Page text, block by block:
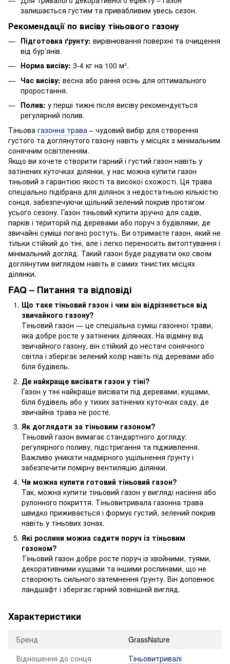
залишається густим та привабливим увесь сезон.
Рекомендації по висіву тіньового газону
Підготовка ґрунту: вирівнювання поверхні та очищення
від бур’янів.
Норма висіву: 3-4 кг на 100 м².
Час висіву: весна або рання осінь для оптимального
проростання.
Полив: у перші тижні після висіву рекомендується
регулярний полив.
Тіньова газонна трава – чудовий вибір для створення
густого та доглянутого газону навіть у місцях з мінімальним
сонячним освітленням.
Якщо ви хочете створити гарний і густий газон навіть у
затінених куточках ділянки, у нас можна купити газон
тіньовий з гарантією якості та високої схожості. Ця трава
спеціально підібрана для ділянок з недостатньою кількістю
сонця, забезпечуючи щільний зелений покрив протягом
усього сезону. Газон тіньовий купити зручно для садів,
парків і територій під деревами або поруч з будівлями, де
звичайні суміші погано ростуть. Ви отримаєте газон, який не
тільки стійкий до тіні, але і легко переносить витоптування і
мінімальний догляд. Такий газон буде радувати око своїм
доглянутим виглядом навіть в самих тінистих місцях
ділянки.
FAQ – Питання та відповіді
Що таке тіньовий газон і чим він відрізняється від
звичайного газону?
Тіньовий газон — це спеціальна суміш газонної трави,
яка добре росте у затінених ділянках. На відміну від
звичайного газону, він стійкий до нестачі сонячного
світла і зберігає зелений колір навіть під деревами або
біля будівель.
Де найкраще висівати газон у тіні?
Газон у тіні найкраще висівати під деревами, кущами,
біля будівель або у тихих затінених куточках саду, де
звичайна трава не росте.
Як доглядати за тіньовим газоном?
Тіньовий газон вимагає стандартного догляду:
регулярного поливу, підстригання та підживлення.
Важливо уникати надмірного ущільнення ґрунту і
забезпечити помірну вентиляцію ділянки.
Чи можна купити готовий тіньовий газон?
Так, можна купити тіньовий газон у вигляді насіння або
рулонного покриття. Тіньовитривала газонна трава
швидко приживається і формує густий, зелений покрив
навіть у тіньових зонах.
Які рослини можна садити поруч із тіньовим
газоном?
Тіньовий газон добре росте поруч із хвойними, туями,
декоративними кущами та іншими рослинами, що не
створюють сильного затемнення ґрунту. Він доповнює
ландшафт і зберігає гарний зовнішній вигляд.
Характеристики
Бренд
GrassNature
Відношення до сонця
Тіньовитривалі